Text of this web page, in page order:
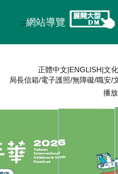
:::網站導覽
正體中文|ENGLISH|文
局長信箱/電子護照/無障礙/職安/
播